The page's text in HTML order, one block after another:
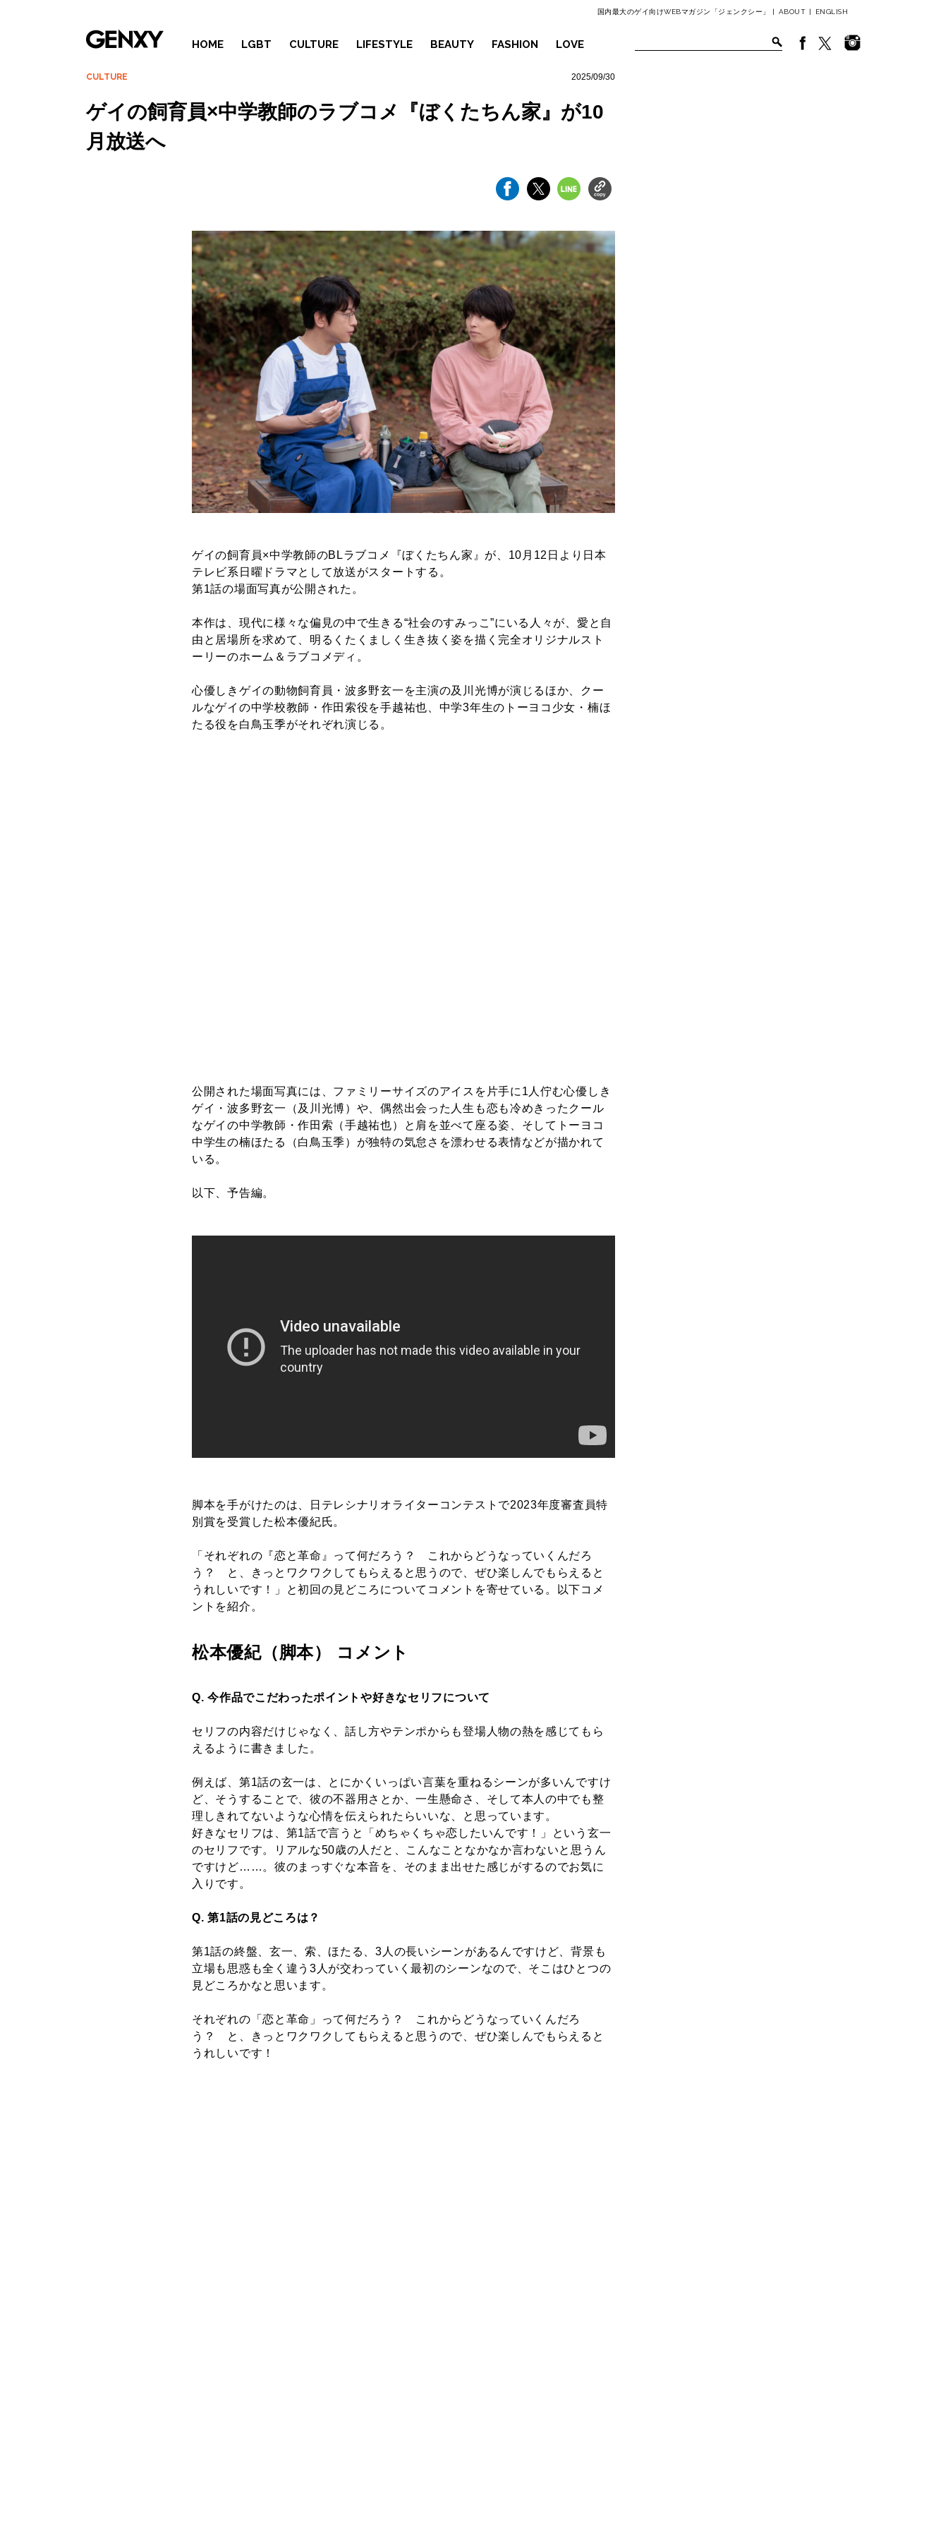
国内最大のゲイ向けWEBマガジン「ジェンクシー」 | ABOUT | ENGLISH
HOME LGBT CULTURE LIFESTYLE BEAUTY FASHION LOVE
CULTURE 2025/09/30
ゲイの飼育員×中学教師のラブコメ『ぼくたちん家』が10
月放送へ
ゲイの飼育員×中学教師のBLラブコメ『ぼくたちん家』が、 10月12日より日本
テレビ系日曜ドラマとして放送がスタートする。
第1話の場面写真が公開された。
本作は、現代に様々な偏見の中で生きる“社会のすみっこ”にいる人々が、愛と自
由と居場所を求めて、明るくたくましく生き抜く姿を描く完全オリジナルスト
ーリーのホーム＆ラブコメディ。
心優しきゲイの動物飼育員・波多野玄一を主演の及川光博が演じるほか、クー
ルなゲイの中学校教師・作田索役を手越祐也、中学3年生のトーヨコ少女・楠ほ
たる役を白鳥玉季がそれぞれ演じる。
公開された場面写真には、ファミリーサイズのアイスを片手に1人佇む心優しき
ゲイ・波多野玄一（及川光博）や、偶然出会った人生も恋も冷めきったクール
なゲイの中学教師・作田索（手越祐也）と肩を並べて座る姿、そしてトーヨコ
中学生の楠ほたる（白鳥玉季）が独特の気怠さを漂わせる表情などが描かれて
いる。
以下、予告編。
脚本を手がけたのは、日テレシナリオライターコンテストで2023年度審査員特
別賞を受賞した松本優紀氏。
「それぞれの『恋と革命』って何だろう？ これからどうなっていくんだろ
う？ と、きっとワクワクしてもらえると思うので、ぜひ楽しんでもらえると
うれしいです！」と初回の見どころについてコメントを寄せている。以下コメ
ントを紹介。
松本優紀（脚本） コメント
Q. 今作品でこだわったポイントや好きなセリフについて
セリフの内容だけじゃなく、話し方やテンポからも登場人物の熱を感じてもら
えるように書きました。
例えば、第1話の玄一は、とにかくいっぱい言葉を重ねるシーンが多いんですけ
ど、そうすることで、彼の不器用さとか、一生懸命さ、そして本人の中でも整
理しきれてないような心情を伝えられたらいいな、と思っています。
好きなセリフは、第1話で言うと「めちゃくちゃ恋したいんです！」という玄一
のセリフです。リアルな50歳の人だと、こんなことなかなか言わないと思うん
ですけど……。彼のまっすぐな本音を、そのまま出せた感じがするのでお気に
入りです。
Q. 第1話の見どころは？
第1話の終盤、玄一、索、ほたる、3人の長いシーンがあるんですけど、背景も
立場も思惑も全く違う3人が交わっていく最初のシーンなので、そこはひとつの
見どころかなと思います。
それぞれの「恋と革命」って何だろう？ これからどうなっていくんだろ
う？ と、きっとワクワクしてもらえると思うので、ぜひ楽しんでもらえると
うれしいです！